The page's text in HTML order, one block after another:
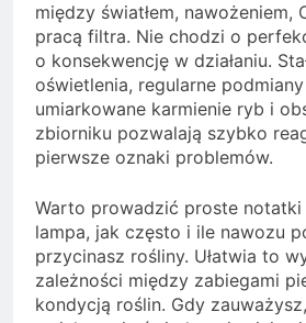
między światłem, nawożeniem,
pracą filtra. Nie chodzi o
o konsekwencję w działaniu.
oświetlenia, regularne
umiarkowane karmienie ryb i
zbiorniku pozwalają szybko
pierwsze oznaki problemów.
Warto prowadzić proste notatki
lampa, jak często i ile nawozu
przycinasz rośliny. Ułatwia to
zależności między zabiegami
kondycją roślin. Gdy